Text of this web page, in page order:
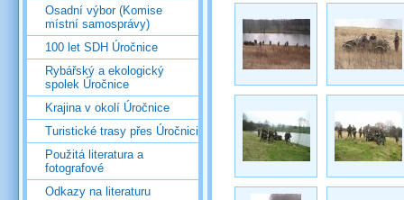
Osadní výbor (Komise
místní samosprávy)
100 let SDH Úročnice
Rybářský a ekologický
spolek Úročnice
Krajina v okolí Úročnice
Turistické trasy přes Úročnici
Použitá literatura a
fotografové
Odkazy na literaturu